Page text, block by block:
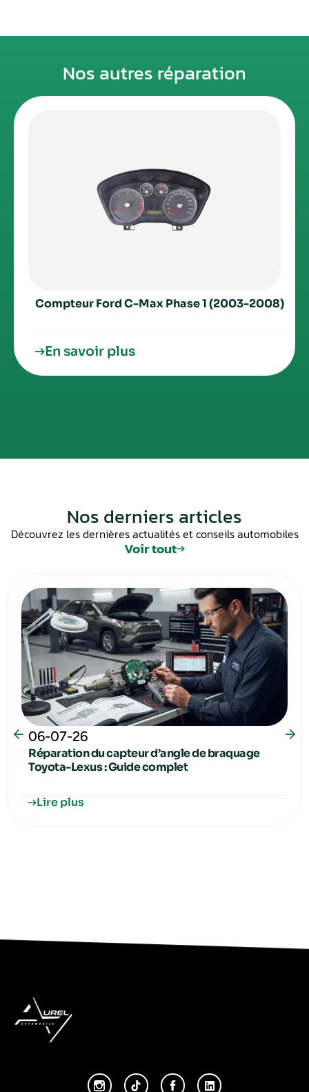
Nos autres réparation
Compteur Ford C-Max Phase 1 (2003-2008)
En savoir plus
Nos derniers articles
Découvrez les dernières actualités et conseils automobiles
Voir tout
06-07-26
Réparation du capteur d’angle de braquage
Toyota-Lexus : Guide complet
Lire plus